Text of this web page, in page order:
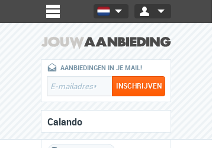
AANBIEDINGEN IN JE MAIL!
Calando